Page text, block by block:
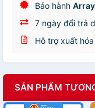
Bảo hành Array
7 ngày đổi trả
Hỗ trợ xuất
SẢN PHẨM